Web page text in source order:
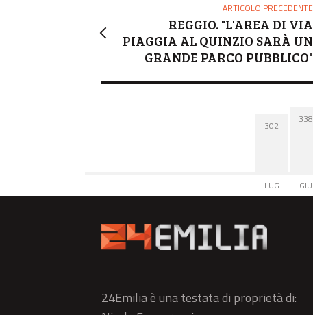
ARTICOLO PRECEDENTE
REGGIO. "L'AREA DI VIA
PIAGGIA AL QUINZIO SARÀ UN
GRANDE PARCO PUBBLICO"
302
LUG
338
GIU
24Emilia è una testata di proprietà di: